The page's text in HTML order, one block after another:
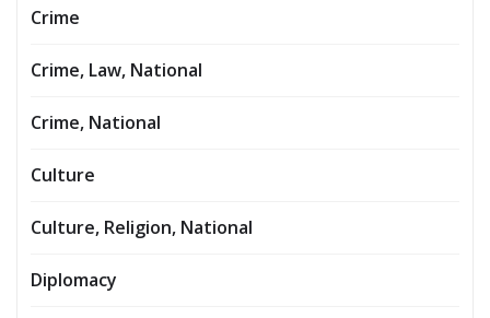
Crime
Crime, Law, National
Crime, National
Culture
Culture, Religion, National
Diplomacy